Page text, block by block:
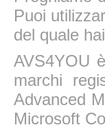
Puoi
del quale
AVS4YOU
marchi
Advanced
Microsoft